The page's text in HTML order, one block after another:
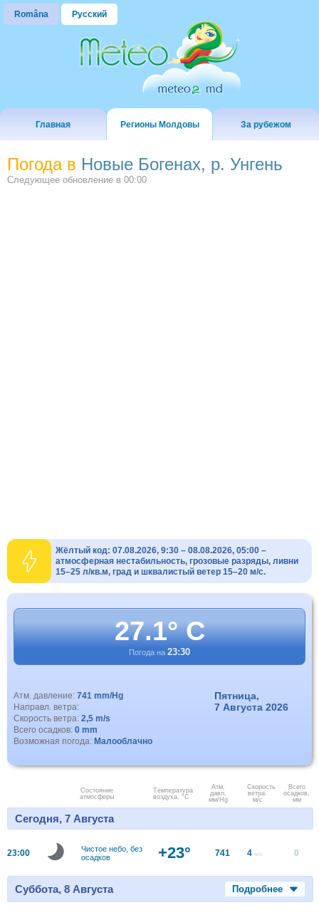
Româna Русский
Главная Регионы Молдовы За рубежом
Погода в Новые Богенах, р. Унгень
Следующее обновление в 00:00
Жёлтый код: 07.08.2026, 9:30 – 08.08.2026, 05:00 –
атмосферная нестабильность, грозовые разряды, ливни
15–25 л/кв.м, град и шквалистый ветер 15–20 м/с.
27.1° C
Погода на 23:30
Атм. давление: 741 mm/Hg
Направл. ветра:
Скорость ветра: 2,5 m/s
Всего осадков: 0 mm
Возможная погода: Малооблачно
Пятница,
7 Августа 2026
Состояние
атмосферы
Температура
воздуха, °C
Атм.
давл.
мм/Hg
Скорость
ветра.
м/с
Всего
осадков,
мм
Сегодня, 7 Августа
23:00
Чистое небо, без
осадков
+23° 741 4 м/с 0
Суббота, 8 Августа Подробнее